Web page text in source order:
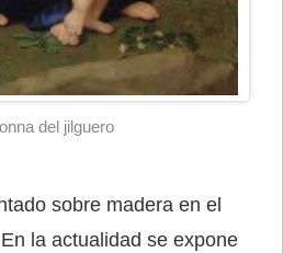
del jilguero
sobre madera en el
la actualidad se expone